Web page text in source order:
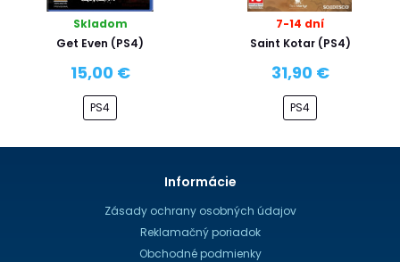
Skladom
Get Even (PS4)
15,00 €
PS4
7-14 dní
Saint Kotar (PS4)
31,90 €
PS4
Informácie
Zásady ochrany osobných údajov
Reklamačný poriadok
Obchodné podmienky